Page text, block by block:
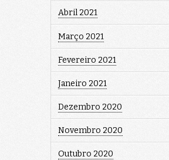
Abril 2021
Março 2021
Fevereiro 2021
Janeiro 2021
Dezembro 2020
Novembro 2020
Outubro 2020